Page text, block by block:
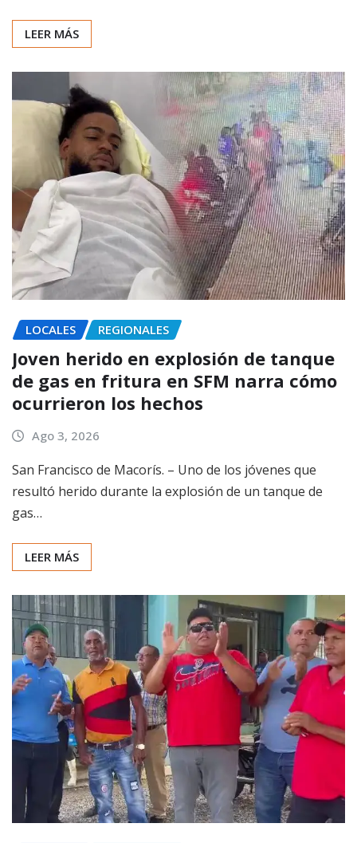
LEER MÁS
LOCALES REGIONALES
Joven herido en explosión de tanque
de gas en fritura en SFM narra cómo
ocurrieron los hechos
Ago 3, 2026
San Francisco de Macorís. – Uno de los jóvenes que
resultó herido durante la explosión de un tanque de
gas…
LEER MÁS